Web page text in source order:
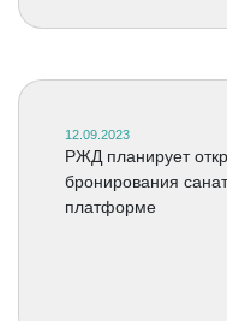
12.09.2023
РЖД планирует
бронирования
платформе